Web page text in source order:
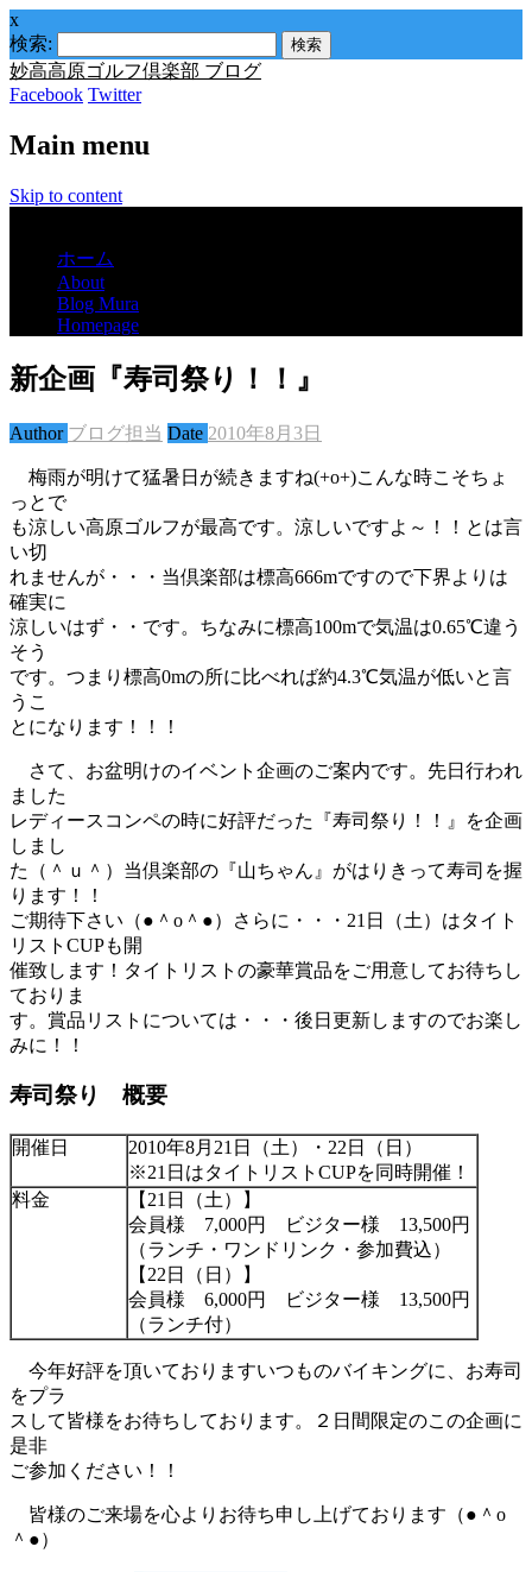
x
検索:
妙高高原ゴルフ倶楽部 ブログ
Facebook Twitter
Main menu
Skip to content
ホーム
About
Blog Mura
Homepage
新企画『寿司祭り！！』
Author ブログ担当 Date 2010年8月3日
梅雨が明けて猛暑日が続きますね(+o+)こんな時こそちょ
っとで
も涼しい高原ゴルフが最高です。涼しいですよ～！！とは言
い切
れませんが・・・当倶楽部は標高666mですので下界よりは
確実に
涼しいはず・・です。ちなみに標高100mで気温は0.65℃違う
そう
です。つまり標高0mの所に比べれば約4.3℃気温が低いと言
うこ
とになります！！！
さて、お盆明けのイベント企画のご案内です。先日行われ
ました
レディースコンペの時に好評だった『寿司祭り！！』を企画
しまし
た（＾ｕ＾）当倶楽部の『山ちゃん』がはりきって寿司を握
ります！！
ご期待下さい（●＾o＾●）さらに・・・21日（土）はタイト
リストCUPも開
催致します！タイトリストの豪華賞品をご用意してお待ちし
ておりま
す。賞品リストについては・・・後日更新しますのでお楽し
みに！！
寿司祭り 概要
開催日
2010年8月21日（土）・22日（日）
※21日はタイトリストCUPを同時開催！
料金
【21日（土）】
会員様 7,000円 ビジター様 13,500円
（ランチ・ワンドリンク・参加費込）
【22日（日）】
会員様 6,000円 ビジター様 13,500円
（ランチ付）
今年好評を頂いておりますいつものバイキングに、お寿司
をプラ
スして皆様をお待ちしております。２日間限定のこの企画に
是非
ご参加ください！！
皆様のご来場を心よりお待ち申し上げております（●＾o
＾●）